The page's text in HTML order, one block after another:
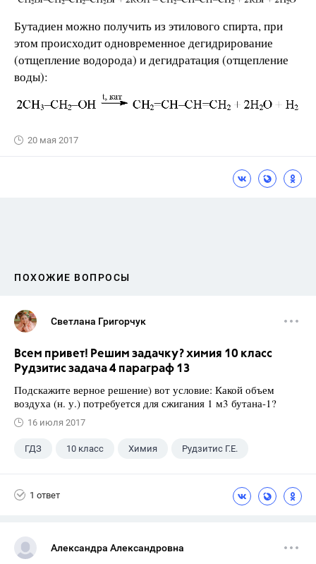
Бутадиен можно получить из этилового спирта, при
этом происходит одновременное дегидрирование
(отщепление водорода) и дегидратация (отщепление
воды):
20 мая 2017
ПОХОЖИЕ ВОПРОСЫ
Светлана Григорчук
Всем привет! Решим задачку? химия 10 класс
Рудзитис задача 4 параграф 13
Подскажите верное решение) вот условие: Какой объем
воздуха (н. у.) потребуется для сжигания 1 м3 бутана-1?
16 июля 2017
ГДЗ 10 класс Химия Рудзитис Г.Е.
1 ответ
Александра Александровна